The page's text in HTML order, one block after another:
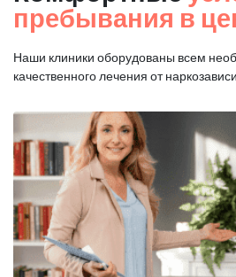
пребывания в
Наши клиники оборудованы всем
качественного лечения от